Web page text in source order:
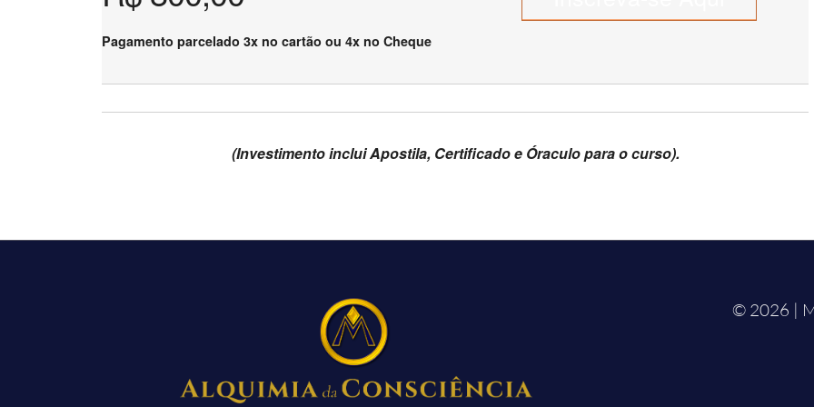
Pagamento parcelado 3x no cartão ou 4x no Cheque
(Investimento inclui Apostila, Certificado e Óraculo para o curso).
© 2026 |